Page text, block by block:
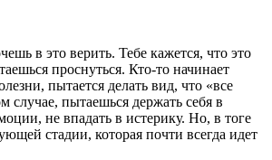
в это верить. Тебе кажется, что это
проснуться. Кто-то начинает
пытается делать вид, что «все
пытаешься держать себя в
не впадать в истерику. Но, в тоге
стадии, которая почти всегда идет